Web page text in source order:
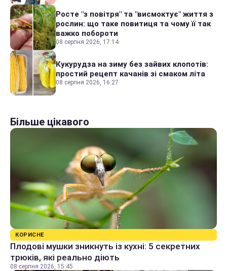
Росте "з повітря" та "висмоктує" життя з
рослин: що таке повитиця та чому її так
важко побороти
08 серпня 2026, 17:14
Кукурудза на зиму без зайвих клопотів:
простий рецепт качанів зі смаком літа
08 серпня 2026, 16:27
Більше цікавого
КОРИСНЕ
Плодові мушки зникнуть із кухні: 5 секретних
трюків, які реально діють
08 серпня 2026, 15:45